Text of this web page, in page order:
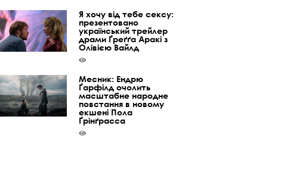
Я хочу від тебе сексу:
презентовано
український трейлер
драми Ґреґґа Аракі з
Олівією Вайлд
Месник: Ендрю
Ґарфілд очолить
масштабне народне
повстання в новому
екшені Пола
Ґрінґрасса